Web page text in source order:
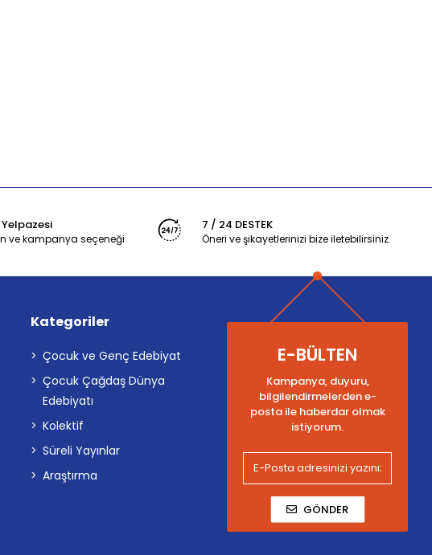
Yelpazesi
ve kampanya seçeneği
7 / 24 DESTEK
Öneri ve şikayetlerinizi bize iletebilirsiniz.
Kategoriler
Çocuk ve Genç Edebiyat
Çocuk Çağdaş Dünya
Edebiyatı
Kolektif
Süreli Yayınlar
Araştırma
E-BÜLTEN
Kampanya, duyuru,
bilgilendirmelerden e-
posta ile haberdar olmak
istiyorum.
GÖNDER